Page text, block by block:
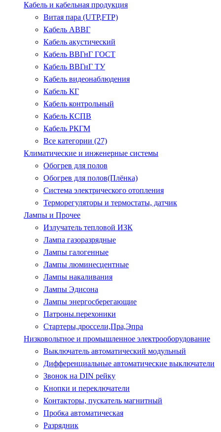
Кабель и кабельная продукция
Витая пара (UTP,FTP)
Кабель АВВГ
Кабель акустический
Кабель ВВГнГ ГОСТ
Кабель ВВГнГ ТУ
Кабель видеонаблюдения
Кабель КГ
Кабель контрольный
Кабель КСПВ
Кабель РКГМ
Все категории (27)
Климатические и инженерные системы
Обогрев для полов
Обогрев для полов(Плёнка)
Система электрического отопления
Терморегуляторы и термостаты, датчик
Лампы и Прочее
Излучатель тепловой ИЗК
Лампа газоразрядные
Лампы галогенные
Лампы люминесцентные
Лампы накаливания
Лампы Эдисона
Лампы энергосберегающие
Патроны.перехоники
Стартеры,дроссели,Пра,Эпра
Низковольтное и промышленное электрооборудование
Выключатель автоматический модульный
Дифференциальные автоматические выключатели
Звонок на DIN рейку
Кнопки и переключатели
Контакторы, пускатель магнитный
Пробка автоматическая
Разрядник